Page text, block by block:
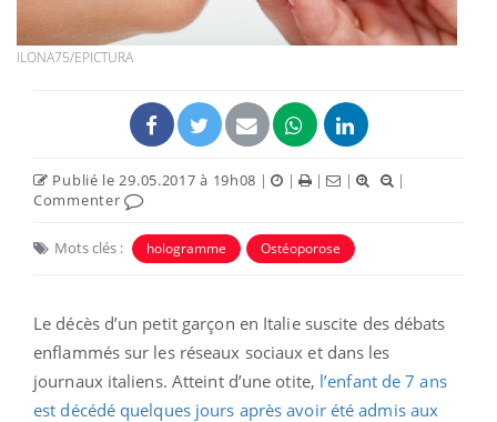
ILONA75/EPICTURA
Publié le 29.05.2017 à 19h08 | | | |
|
Commenter
Mots clés : hologramme Ostéoporose
Le décès d’un petit garçon en Italie suscite des débats
enflammés sur les réseaux sociaux et dans les
journaux italiens. Atteint d’une otite, l’enfant de 7 ans
est décédé quelques jours après avoir été admis aux